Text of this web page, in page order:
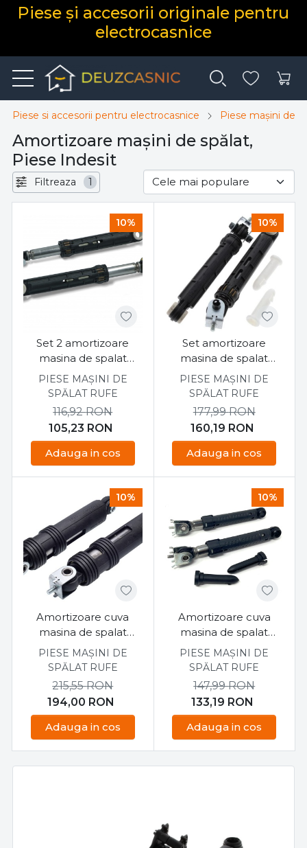
Piese și accesorii originale pentru
electrocasnice
Piese si accesorii pentru electrocasnice Piese mașini de
Amortizoare mașini de spălat,
Piese Indesit
Filtreaza 1
10%
Set 2 amortizoare
masina de spalat
Indesit C00303588
PIESE MAȘINI DE
SPĂLAT RUFE
105,23 RON
116,92RON
Adauga in cos
10%
Set amortizoare
masina de spalat
Whirlpool, Indesit
PIESE MAȘINI DE
SPĂLAT RUFE
160,19 RON
177,99RON
Adauga in cos
10%
Amortizoare cuva
masina de spalat
Indesit, Ariston
C00141042 set 2 buc
PIESE MAȘINI DE
SPĂLAT RUFE
194,00 RON
215,55RON
Adauga in cos
10%
Amortizoare cuva
masina de spalat
Indesit C00055039 set
2 buc
PIESE MAȘINI DE
SPĂLAT RUFE
133,19 RON
147,99RON
Adauga in cos